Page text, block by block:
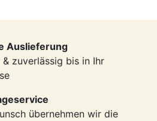
Auslieferung
& zuverlässig bis in Ihr
übernehmen wir die